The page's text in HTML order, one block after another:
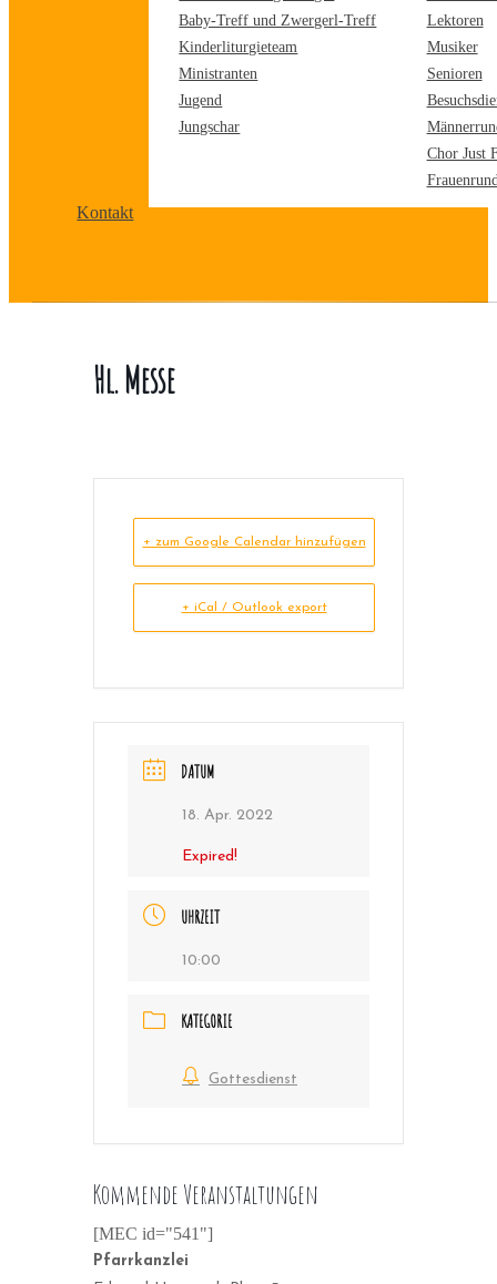
Baby-Treff und Zwergerl-Treff
Kinderliturgieteam
Ministranten
Jugend
Jungschar
Lektoren
Musiker
Senioren
Chor Just
Kontakt
Hl. Messe
+ zum Google Calendar hinzufügen
+ iCal / Outlook export
DATUM
18. Apr. 2022
Expired!
UHRZEIT
10:00
KATEGORIE
Gottesdienst
Kommende Veranstaltungen
[MEC id="541"]
Pfarrkanzlei